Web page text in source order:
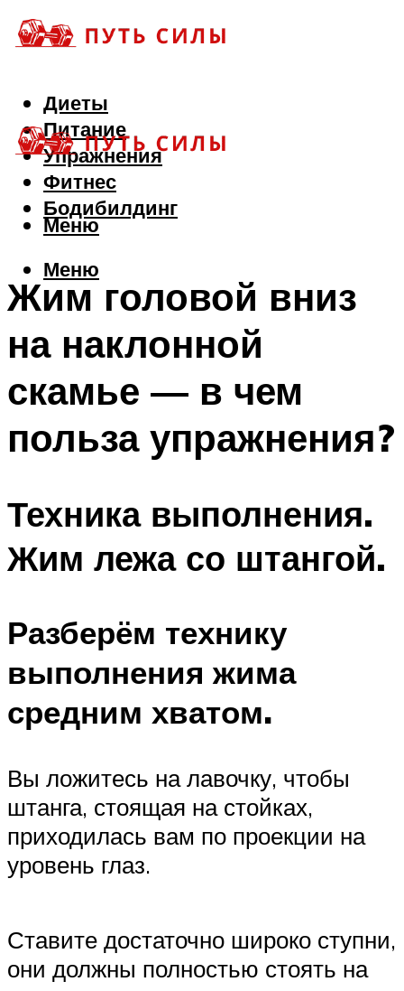
Диеты
Питание
Упражнения
Фитнес
Бодибилдинг
Меню
Меню
Жим головой вниз
на наклонной
скамье — в чем
польза упражнения?
Техника выполнения.
Жим лежа со штангой.
Разберём технику
выполнения жима
средним хватом.
Вы ложитесь на лавочку, чтобы
штанга, стоящая на стойках,
приходилась вам по проекции на
уровень глаз.
Ставите достаточно широко ступни,
они должны полностью стоять на